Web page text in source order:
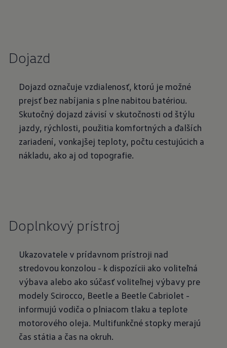
Dojazd
Dojazd označuje vzdialenosť, ktorú je možné
prejsť bez nabíjania s plne nabitou batériou.
Skutočný dojazd závisí v skutočnosti od štýlu
jazdy, rýchlosti, použitia komfortných a ďalších
zariadení, vonkajšej teploty, počtu cestujúcich a
nákladu, ako aj od topografie.
Doplnkový prístroj
Ukazovatele v prídavnom prístroji nad
stredovou konzolou - k dispozícii ako voliteľná
výbava alebo ako súčasť voliteľnej výbavy pre
modely Scirocco, Beetle a Beetle Cabriolet -
informujú vodiča o plniacom tlaku a teplote
motorového oleja. Multifunkčné stopky merajú
čas státia a čas na okruh.